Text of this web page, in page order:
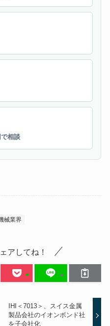
相談
械業界
アしてね！
IHI＜7013＞、スイス金属
製品会社のイオンボンド社
を子会社化